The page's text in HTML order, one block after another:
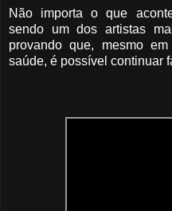
Não importa o que
sendo um dos artistas
provando que, mesmo
saúde, é possível continuar